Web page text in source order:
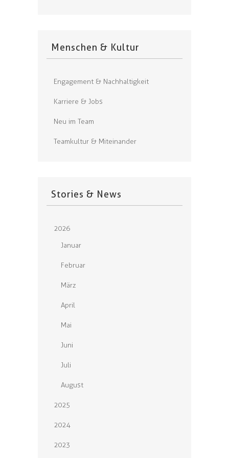
Menschen & Kultur
Engagement & Nachhaltigkeit
Karriere & Jobs
Neu im Team
Teamkultur & Miteinander
Stories & News
2026
Januar
Februar
März
April
Mai
Juni
Juli
August
2025
2024
2023